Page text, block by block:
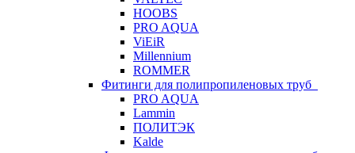
HOOBS
PRO AQUA
ViEiR
Millennium
ROMMER
Фитинги для полипропиленовых труб
PRO AQUA
Lammin
ПОЛИТЭК
Kalde